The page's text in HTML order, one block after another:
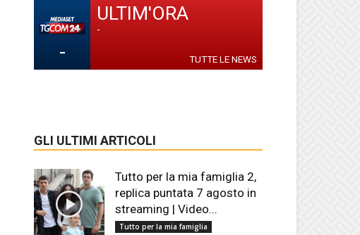
-
ULTIM'ORA
-
TUTTE LE NEWS
GLI ULTIMI ARTICOLI
Tutto per la mia famiglia 2,
replica puntata 7 agosto in
streaming | Video...
Tutto per la mia famiglia